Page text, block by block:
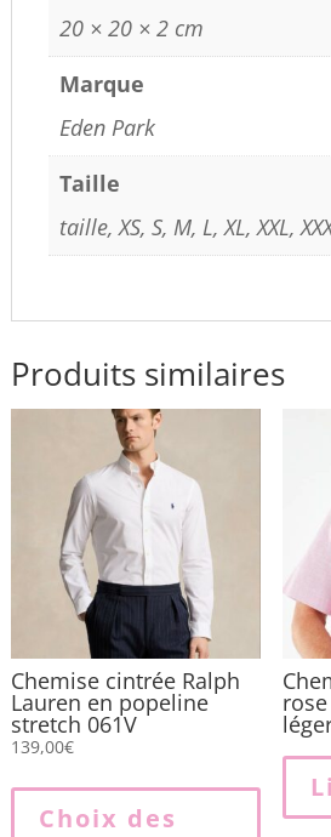
20 × 20 × 2 cm
Marque
Eden Park
Taille
taille, XS, S, M, L, XL, XXL,
Produits similaires
Chemise cintrée Ralph
Lauren en popeline
stretch 061V
139,00€
Choix des